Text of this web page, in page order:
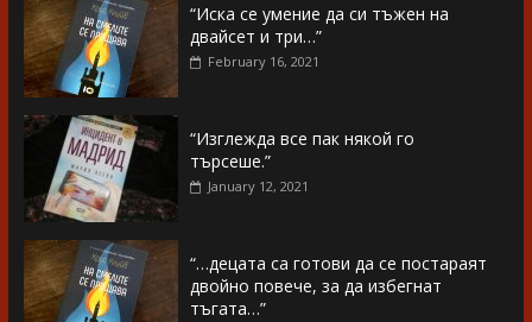
“Иска се умение да си тъжен на
двайсет и три…”
February 16, 2021
“Изглежда все пак някой го
търсеше.”
January 12, 2021
“…децата са готови да се постараят
двойно повече, за да избегнат
тъгата…”